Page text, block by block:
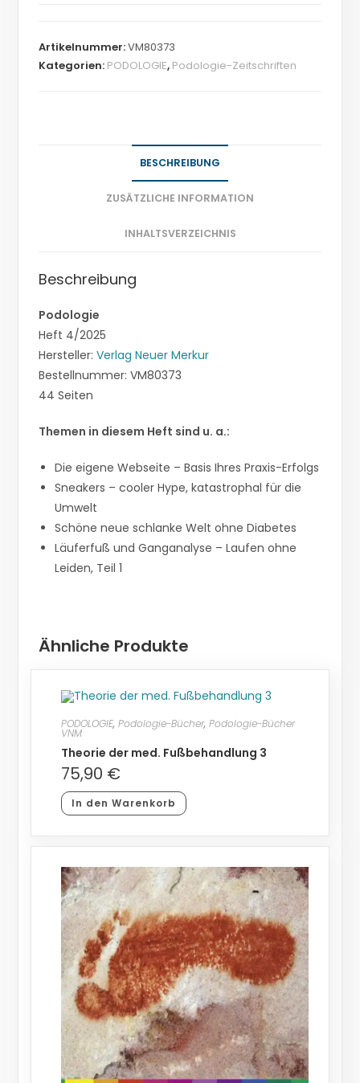
Artikelnummer:VM80373
Kategorien: PODOLOGIE, Podologie-Zeitschriften
BESCHREIBUNG
ZUSÄTZLICHE INFORMATION
INHALTSVERZEICHNIS
Beschreibung
Podologie
Heft 4/2025
Hersteller:Verlag Neuer Merkur
Bestellnummer: VM80373
44 Seiten
Themen in diesem Heft sind u. a.:
Die eigene Webseite – Basis Ihres Praxis-Erfolgs
Sneakers – cooler Hype, katastrophal für die
Umwelt
Schöne neue schlanke Welt ohne Diabetes
Läuferfuß und Ganganalyse – Laufen ohne
Leiden, Teil 1
Ähnliche Produkte
PODOLOGIE, Podologie-Bücher, Podologie-Bücher
VNM
Theorie der med. Fußbehandlung 3
75,90 €
In den Warenkorb